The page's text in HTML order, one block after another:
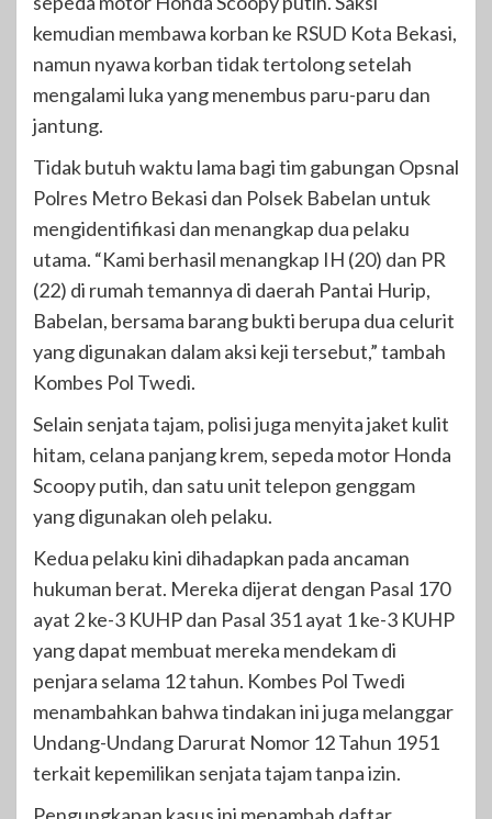
kemudian membawa korban ke RSUD Kota Bekasi,
namun nyawa korban tidak tertolong setelah
mengalami luka yang menembus paru-paru dan
jantung.
Tidak butuh waktu lama bagi tim gabungan Opsnal
Polres Metro Bekasi dan Polsek Babelan untuk
mengidentifikasi dan menangkap dua pelaku
utama. “Kami berhasil menangkap IH (20) dan PR
(22) di rumah temannya di daerah Pantai Hurip,
Babelan, bersama barang bukti berupa dua celurit
yang digunakan dalam aksi keji tersebut,” tambah
Kombes Pol Twedi.
Selain senjata tajam, polisi juga menyita jaket kulit
hitam, celana panjang krem, sepeda motor Honda
Scoopy putih, dan satu unit telepon genggam
yang digunakan oleh pelaku.
Kedua pelaku kini dihadapkan pada ancaman
hukuman berat. Mereka dijerat dengan Pasal 170
ayat 2 ke-3 KUHP dan Pasal 351 ayat 1 ke-3 KUHP
yang dapat membuat mereka mendekam di
penjara selama 12 tahun. Kombes Pol Twedi
menambahkan bahwa tindakan ini juga melanggar
Undang-Undang Darurat Nomor 12 Tahun 1951
terkait kepemilikan senjata tajam tanpa izin.